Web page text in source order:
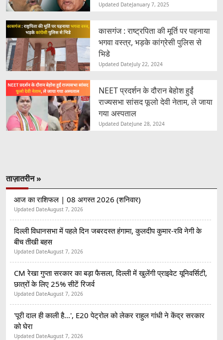
Updated DateJanuary 7, 2025
कासगंज : राष्ट्रपिता की मूर्ति पर पहनाया
भगवा वस्त्र, भड़के कांग्रेसी पुलिस से
भिडे
Updated DateJuly 22, 2024
NEET प्रदर्शन के दौरान बेहोश हुईं
राज्यसभा सांसद फूलो देवी नेताम, ले जाया
गया अस्पताल
Updated DateJune 28, 2024
ताज़ातरीन »
आज का राशिफल | 08 अगस्त 2026 (शनिवार)
Updated DateAugust 7, 2026
दिल्ली विधानसभा में पहले दिन जबरदस्त हंगामा, कुलदीप कुमार-रवि नेगी के
बीच तीखी बहस
Updated DateAugust 7, 2026
CM रेखा गुप्ता सरकार का बड़ा फैसला, दिल्ली में खुलेंगी प्राइवेट यूनिवर्सिटी,
छात्रों के लिए 25% सीटें रिजर्व
Updated DateAugust 7, 2026
'पूरी दाल ही काली है...', E20 पेट्रोल को लेकर राहुल गांधी ने केंद्र सरकार
को घेरा
Updated DateAugust 7, 2026